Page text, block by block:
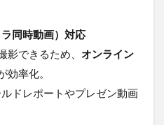
同時動画）対応
できるため、 オンライン
効率化。
ドレポートやプレゼン動画